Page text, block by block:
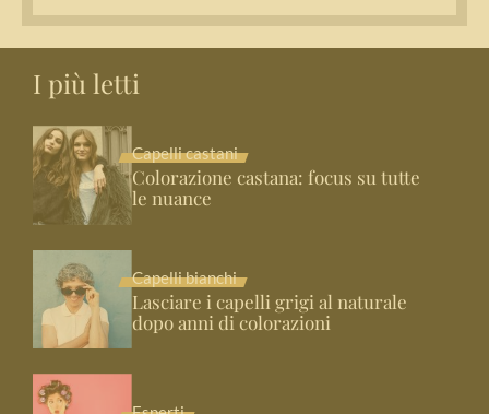
I più letti
Capelli castani
Colorazione castana: focus su tutte
le nuance
Capelli bianchi
Lasciare i capelli grigi al naturale
dopo anni di colorazioni